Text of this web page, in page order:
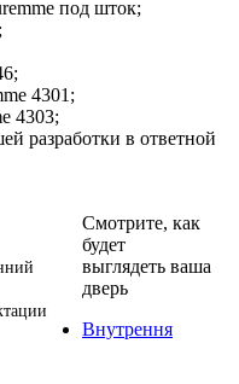
под шток;
4301;
4303;
разработки в ответной
Смотрите, как
будет
выглядеть ваша
дверь
Внутрення